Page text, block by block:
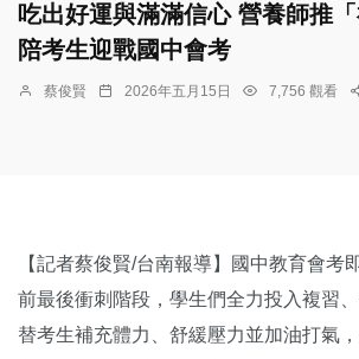
吃出好運與滿滿信心 營養師推「
陪考生迎戰國中會考
蔡俊賢 2026年五月15日 7,756 觀看
【記者蔡俊賢/台南報導】國中教育會考
前最後衝刺階段，學生們全力投入複習
替考生補充體力、舒緩壓力並加油打氣